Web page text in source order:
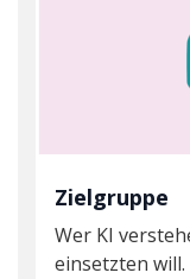
Zielgruppe
Wer KI
einsetzten will.